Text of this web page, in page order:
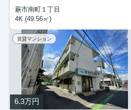
蕨市南町１丁目
4K (49.56㎡)
賃貸マンション
6.3万円